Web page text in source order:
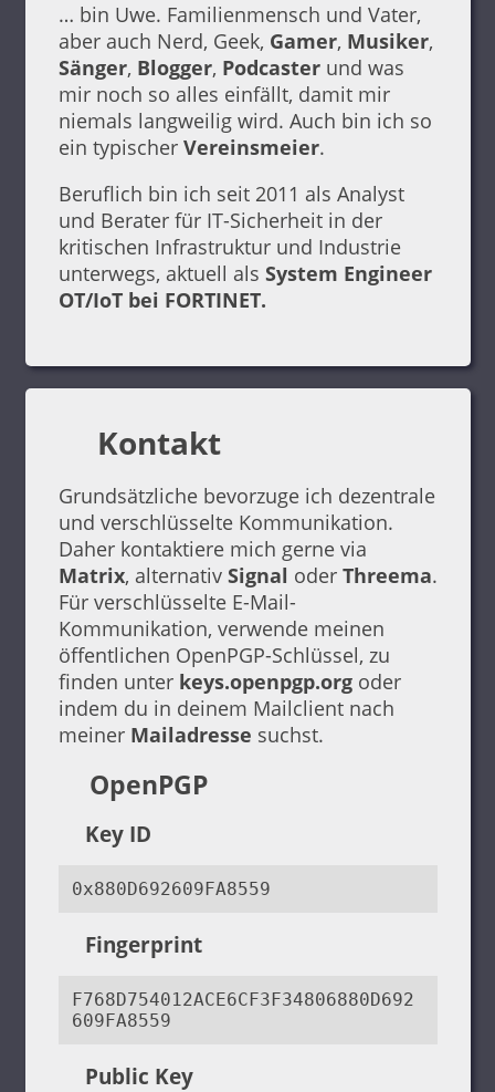
… bin Uwe. Familienmensch und Vater,
aber auch Nerd, Geek, Gamer, Musiker,
Sänger, Blogger, Podcasterund was
mir noch so alles einfällt, damit mir
niemals langweilig wird. Auch bin ich so
ein typischer Vereinsmeier.
Beruflich bin ich seit 2011 als Analyst
und Berater für IT-Sicherheit in der
kritischen Infrastruktur und Industrie
unterwegs, aktuell als System Engineer
OT/IoT bei FORTINET.
Kontakt
Grundsätzliche bevorzuge ich dezentrale
und verschlüsselte Kommunikation.
Daher kontaktiere mich gerne via
Matrix, alternativ Signal oder Threema.
Für verschlüsselte E-Mail-
Kommunikation, verwende meinen
öffentlichen OpenPGP-Schlüssel, zu
finden unter keys.openpgp.orgoder
indem du in deinem Mailclient nach
meiner Mailadresse suchst.
OpenPGP
Key ID
0x880D692609FA8559
Fingerprint
F768D754012ACE6CF3F34806880D692
609FA8559
Public Key